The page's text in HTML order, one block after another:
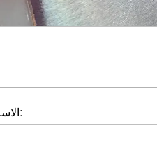
الاسم: